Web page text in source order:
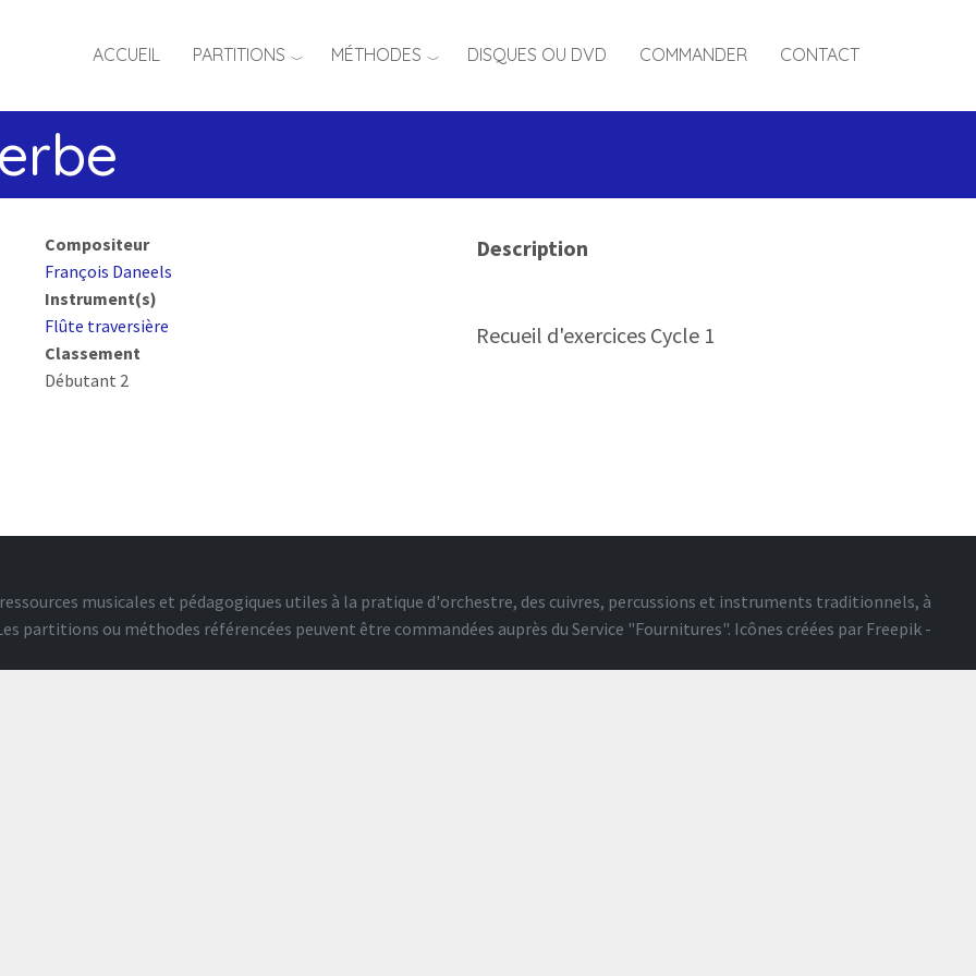
ACCUEIL PARTITIONS MÉTHODES DISQUES OU DVD COMMANDER CONTACT
Compositeur
François Daneels
Instrument(s)
Flûte traversière
Classement
Débutant 2
Description
Recueil d'exercices Cycle 1
musicales et pédagogiques utiles à la pratique d'orchestre, des cuivres, percussions et instruments traditionnels, à
partitions ou méthodes référencées peuvent être commandées auprès du Service "Fournitures". Icônes créées par Freepik -